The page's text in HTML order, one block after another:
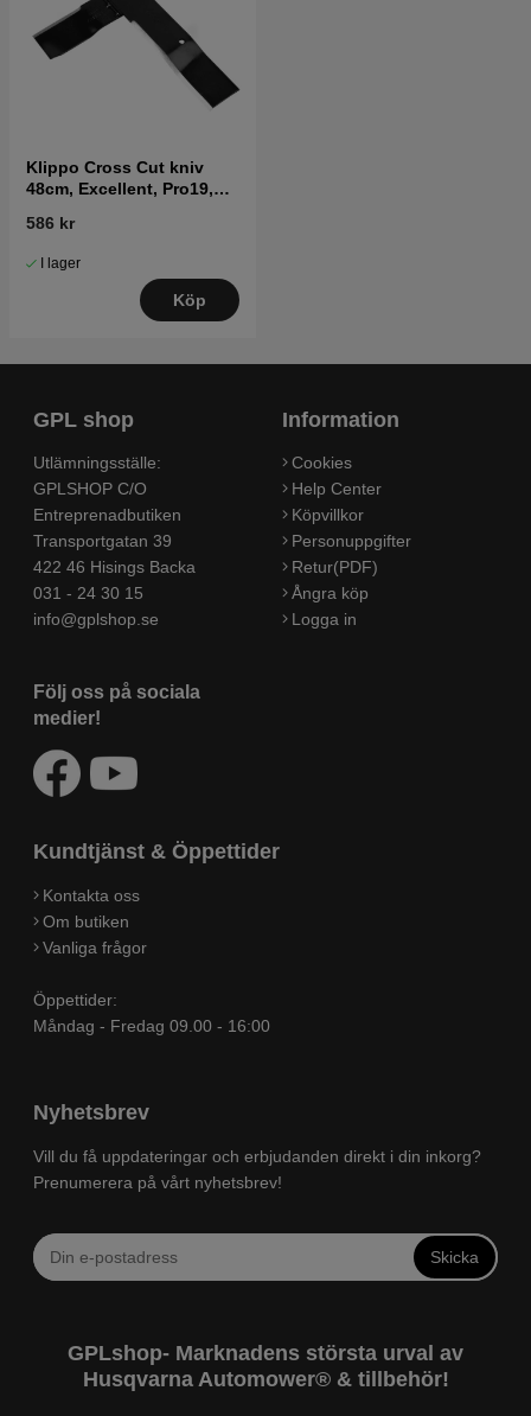
Klippo Cross Cut kniv
48cm, Excellent, Pro19,
586 kr
I lager
Köp
GPL shop
Utlämningsställe:
GPLSHOP C/O
Entreprenadbutiken
Transportgatan 39
422 46 Hisings Backa
031 - 24 30 15
info@gplshop.se
Följ oss på sociala
medier!
Information
Cookies
Help Center
Köpvillkor
Personuppgifter
Retur(PDF)
Ångra köp
Logga in
Kundtjänst & Öppettider
Kontakta oss
Om butiken
Vanliga frågor
Öppettider:
Måndag - Fredag 09.00 - 16:00
Nyhetsbrev
Vill du få uppdateringar och erbjudanden direkt i din inkorg?
Prenumerera på vårt nyhetsbrev!
Skicka
GPLshop- Marknadens största urval av
Husqvarna Automower® & tillbehör!